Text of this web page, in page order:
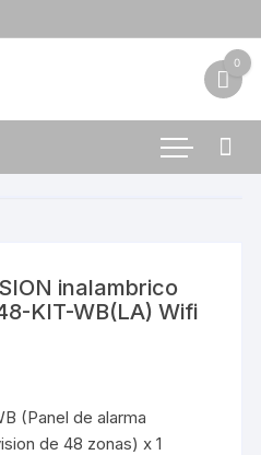
0
inalambrico
KIT-WB(LA) Wifi
(Panel de alarma
de 48 zonas) x 1